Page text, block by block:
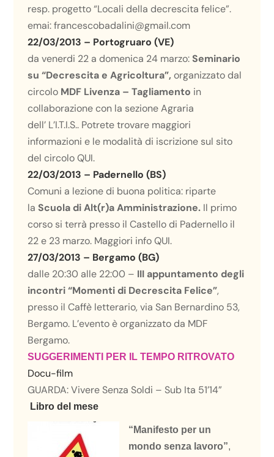
resp. progetto “Locali della decrescita felice”.
emai:francescobadalini@gmail.com
22/03/2013 – Portogruaro (VE)
da venerdi 22 a domenica 24 marzo: Seminario
su “Decrescita e Agricoltura”, organizzato dal
circolo MDF Livenza – Tagliamento in
collaborazione con la sezione Agraria
dell’ L’I.T.I.S.. Potrete trovare maggiori
informazioni e le modalità di iscrizione sul sito
del circoloQUI.
22/03/2013 – Padernello (BS)
Comuni a lezione di buona politica: riparte
la Scuola di Alt(r)a Amministrazione. Il primo
corso si terrà presso il Castello di Padernello il
22 e 23 marzo. Maggiori infoQUI.
27/03/2013 – Bergamo (BG)
dalle 20:30 alle 22:00 – III appuntamento degli
incontri “Momenti di Decrescita Felice”,
presso il Caffè letterario, via San Bernardino 53,
Bergamo. L’evento è organizzato da MDF
Bergamo.
SUGGERIMENTI PER IL TEMPO RITROVATO
Docu-film
GUARDA:Vivere Senza Soldi – Sub Ita 51’14”
Libro del mese
“Manifesto per un
mondo senza lavoro”,